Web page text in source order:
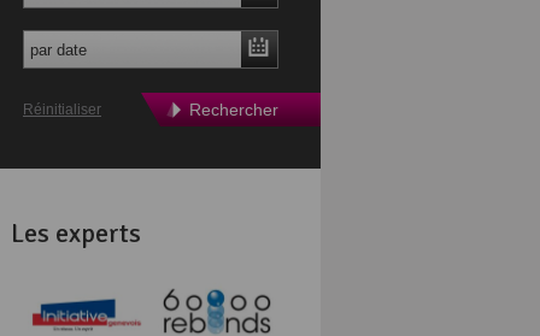
Rechercher
Réinitialiser
Les experts